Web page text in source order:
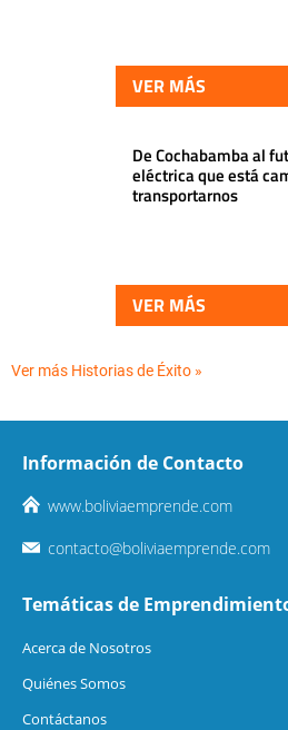
VER MÁS
De Cochabamba al
eléctrica que está
transportarnos
VER MÁS
Ver más Historias de Éxito »
Información de Contacto
www.boliviaemprende.com
contacto@boliviaemprende.com
Temáticas de
Acerca de Nosotros
Quiénes Somos
Contáctanos